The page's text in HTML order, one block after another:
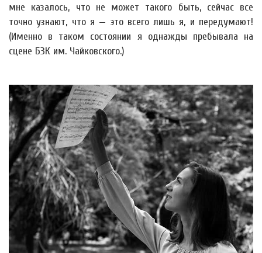
мне казалось, что не может такого быть, сейчас все
точно узнают, что я — это всего лишь я, и передумают!
(Именно в таком состоянии я однажды пребывала на
сцене БЗК им. Чайковского.)